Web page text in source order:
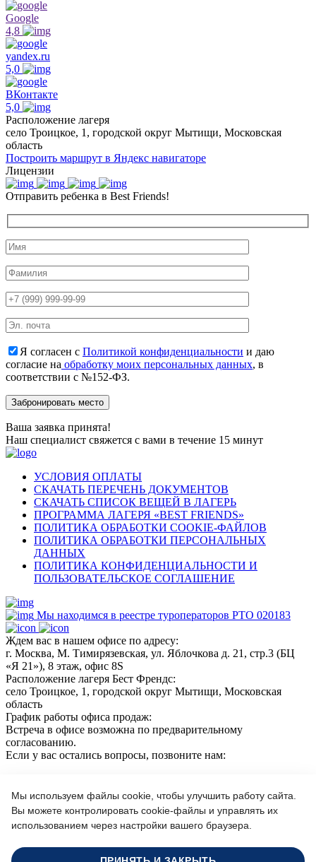
Google
4,8
yandex.ru
5,0
ВКонтакте
5,0
Расположение лагеря
село Троицкое, 1, городской округ Мытищи, Московская
область
Построить маршрут в Яндекс навигаторе
Лицензии
Отправить ребенка в Best Friends!
Я согласен с Политикой конфиденциальности и даю
согласие на обработку моих персональных данных, в
соответствии с №152-ФЗ.
Ваша заявка принята!
Наш специалист свяжется с вами в течение 15 минут
УСЛОВИЯ ОПЛАТЫ
СКАЧАТЬ ПЕРЕЧЕНЬ ДОКУМЕНТОВ
СКАЧАТЬ СПИСОК ВЕЩЕЙ В ЛАГЕРЬ
ПРОГРАММА ЛАГЕРЯ «BEST FRIENDS»
ПОЛИТИКА ОБРАБОТКИ COOKIE-ФАЙЛОВ
ПОЛИТИКА ОБРАБОТКИ ПЕРСОНАЛЬНЫХ
ДАННЫХ
ПОЛИТИКА КОНФИДЕНЦИАЛЬНОСТИ И
ПОЛЬЗОВАТЕЛЬСКОЕ СОГЛАШЕНИЕ
Мы находимся в реестре туроператоров РТО 020183
Ждем вас в нашем офисе по адресу:
г. Москва, М. Тимирязевская, ул. Яблочкова д. 21, стр.3 (БЦ
«Я 21»), 8 этаж, офис 8S
Расположение лагеря Бест Френдс:
село Троицкое, 1, городской округ Мытищи, Московская
область
График работы офиса продаж:
Встреча в офисе возможна по предварительному
согласованию.
Если у вас остались вопросы, позвоните нам:
+7 (964) 618 21 17
Или пишите нам на почту:
Мы используем файлы cookie, чтобы улучшить работу сайта.
Вы можете контролировать cookie-файлы и управлять их
использованием через настройки вашего браузера.